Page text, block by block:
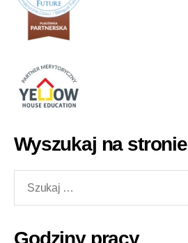
Wyszukaj na stronie
Godziny pracy